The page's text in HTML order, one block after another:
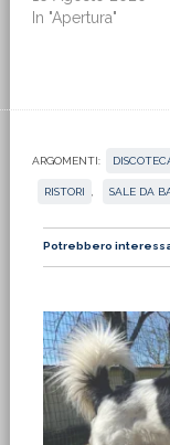
In "Apertura"
ARGOMENTI:
RISTORI SALE DA
Potrebbero